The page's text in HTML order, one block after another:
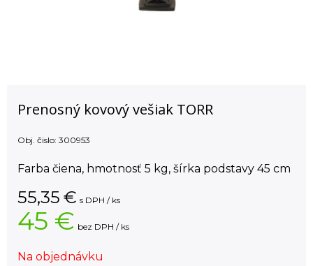
Prenosný kovový vešiak TORR
Obj. čislo: 300953
Farba čiena, hmotnosť 5 kg, šírka podstavy 45 cm
55,35 € s DPH / ks
45 € bez DPH / ks
Na objednávku